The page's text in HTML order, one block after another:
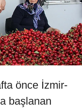
önce İzmir-
başlanan